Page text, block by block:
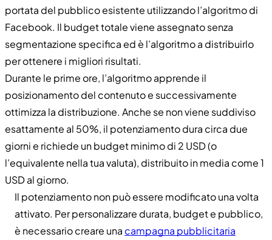
portata del pubblico esistente utilizzando l’algoritmo di
Facebook. Il budget totale viene assegnato senza
segmentazione specifica ed è l’algoritmo a distribuirlo
per ottenere i migliori risultati.
Durante le prime ore, l’algoritmo apprende il
posizionamento del contenuto e successivamente
ottimizza la distribuzione. Anche se non viene suddiviso
esattamente al 50%, il potenziamento dura circa due
giorni e richiede un budget minimo di 2 USD (o
l’equivalente nella tua valuta), distribuito in media come 1
USD al giorno.
Il potenziamento non può essere modificato una volta
attivato. Per personalizzare durata, budget e pubblico,
è necessario creare una campagna pubblicitaria